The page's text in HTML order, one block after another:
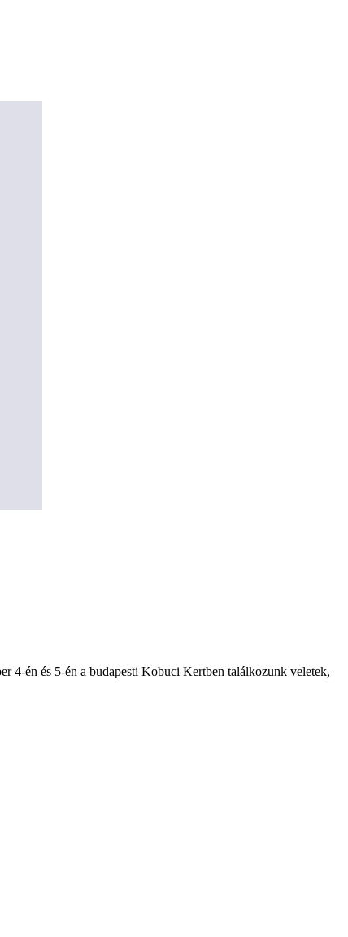
4-én és 5-én a budapesti Kobuci Kertben találkozunk veletek,